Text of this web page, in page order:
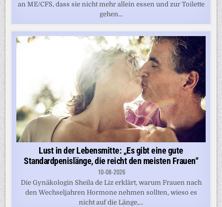
an ME/CFS, dass sie nicht mehr allein essen und zur Toilette
gehen...
Lust in der Lebensmitte: „Es gibt eine gute
Standardpenislänge, die reicht den meisten Frauen“
10-08-2026
Die Gynäkologin Sheila de Liz erklärt, warum Frauen nach
den Wechseljahren Hormone nehmen sollten, wieso es
nicht auf die Länge,...